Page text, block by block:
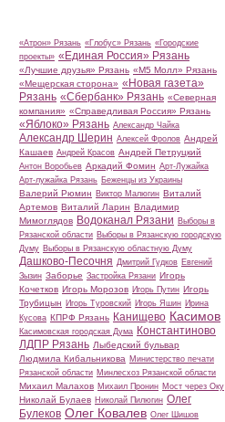
«Атрон» Рязань «Глобус» Рязань «Городские
проекты» «Единая Россия» Рязань
«Лучшие друзья» Рязань «М5 Молл» Рязань
«Мещерская сторона» «Новая газета»
Рязань «Сбербанк» Рязань «Северная
компания» «Справедливая Россия» Рязань
«Яблоко» Рязань Александр Чайка
Александр Шерин Алексей Фролов Андрей
Кашаев Андрей Красов Андрей Петруцкий
Антон Воробьев Аркадий Фомин Арт-Лужайка
Арт-лужайка Рязань Беженцы из Украины
Валерий Рюмин Виктор Малюгин Виталий
Артемов Виталий Ларин Владимир
Мимоглядов Водоканал Рязани Выборы в
Рязанской области Выборы в Рязанскую городскую
Думу Выборы в Рязанскую областную Думу
Дашково-Песочня Дмитрий Гудков Евгений
Зызин Заборье Застройка Рязани Игорь
Кочетков Игорь Морозов Игорь Путин Игорь
Трубицын Игорь Туровский Игорь Яшин Ирина
Кусова КПРФ Рязань Канищево Касимов
Касимовская городская Дума Константиново
ЛДПР Рязань Лыбедский бульвар
Людмила Кибальникова Министерство печати
Рязанской области Минлесхоз Рязанской области
Михаил Малахов Михаил Пронин Мост через Оку
Николай Булаев Николай Пилюгин Олег
Булеков Олег Ковалев Олег Шишов